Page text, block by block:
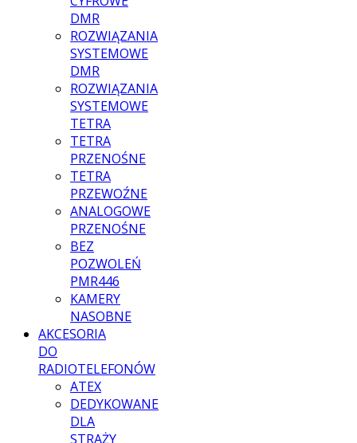
DMR
ROZWIĄZANIA
SYSTEMOWE
DMR
ROZWIĄZANIA
SYSTEMOWE
TETRA
TETRA
PRZENOŚNE
TETRA
PRZEWOŹNE
ANALOGOWE
PRZENOŚNE
BEZ
POZWOLEŃ
PMR446
KAMERY
NASOBNE
AKCESORIA
DO
RADIOTELEFONÓW
ATEX
DEDYKOWANE
DLA
STRAŻY